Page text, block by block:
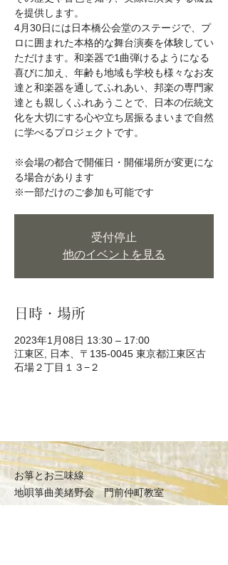
を提供します。
4月30日には日本橋公会堂のステージで、プ
ロに囲まれた本格的な舞台演奏を体験してい
ただけます。和楽器で1曲弾けるようになる
喜びに加え、年齢も地域も学校も様々なお友
達と和楽器を通してふれあい、邦楽の専門家
達とも親しくふれあうことで、日本の伝統文
化を大切にする心や立ち居振るまいまで自然
に学べるプロジェクトです。
※会場の都合で開催日・開催場所が変更にな
る場合があります
※一部だけのご参加も可能です
受付停止
他のイベントを見る
日時・場所
2023年1月08日 13:30 – 17:00
江東区, 日本、〒135-0045 東京都江東区古
石場２丁目１３−２
お箏とお三味線
地唄箏曲美緒野会門前仲町教室